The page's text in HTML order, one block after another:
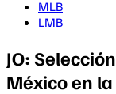
MLB
LMB
JO:
México en